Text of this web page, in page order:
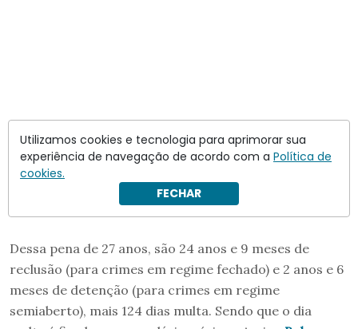
Dessa pena de 27 anos, são 24 anos e 9 meses de
reclusão (para crimes em regime fechado) e 2 anos e 6
meses de detenção (para crimes em regime
semiaberto), mais 124 dias multa. Sendo que o dia
Utilizamos cookies e tecnologia para aprimorar sua
experiência de navegação de acordo com a Política de
cookies.
FECHAR